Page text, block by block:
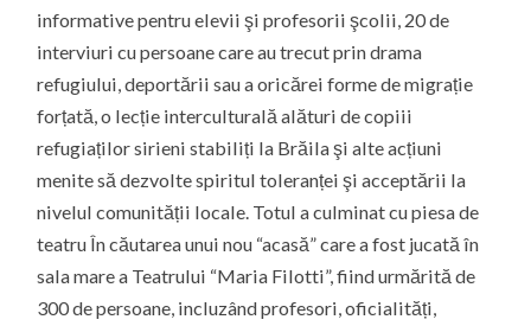
informative pentru elevii şi profesorii şcolii, 20 de
interviuri cu persoane care au trecut prin drama
refugiului, deportării sau a oricărei forme de migrație
forțată, o lecție interculturală alături de copiii
refugiaților sirieni stabiliți la Brăila şi alte acțiuni
menite să dezvolte spiritul toleranței şi acceptării la
nivelul comunității locale. Totul a culminat cu piesa de
teatru În căutarea unui nou “acasă” care a fost jucată în
sala mare a Teatrului “Maria Filotti”, fiind urmărită de
300 de persoane, incluzând profesori, oficialități,